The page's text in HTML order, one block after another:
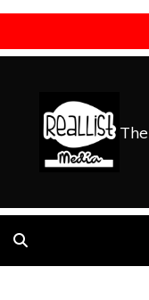
Skip
content